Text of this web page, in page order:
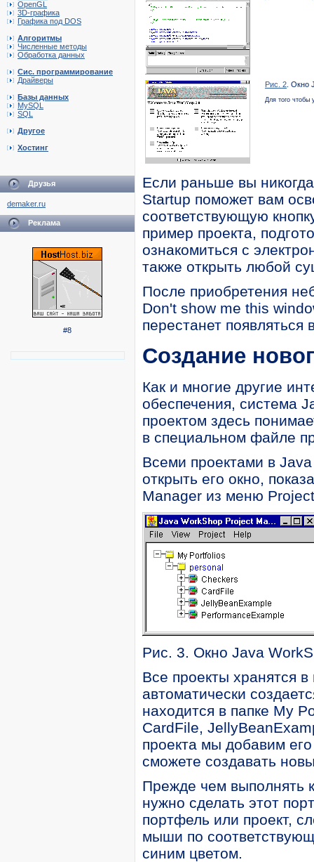
OpenGL
3D-графика
Графика под DOS
Алгоритмы
Численные методы
Обработка данных
Сис. программирование
Драйверы
Базы данных
MySQL
SQL
Другое
Хостинг
Друзья
demaker.ru
Реклама
#8
Рис. 2 . Окно
Для того чтобы
Если раньше вы
Startup поможет вам
соответствующую
пример проекта,
ознакомиться с
также открыть любой
После приобретения
Don't show me this
перестанет появляться
Создание
Как и многие другие
обеспечения, система
проектом здесь
в специальном файле
Всеми проектами в
открыть его окно,
Manager из меню
Рис. 3. Окно Java
Все проекты хранятся
автоматически
находится в папке My
CardFile,
проекта мы добавим
сможете создавать
Прежде чем выполнять
нужно сделать этот
портфель или проект,
мыши по
синим цветом.